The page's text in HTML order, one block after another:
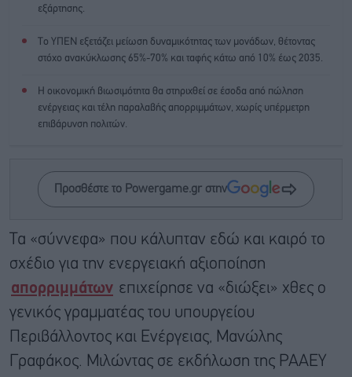
εξάρτησης.
Το ΥΠΕΝ εξετάζει μείωση δυναμικότητας των μονάδων, θέτοντας
στόχο ανακύκλωσης 65%-70% και ταφής κάτω από 10% έως 2035.
Η οικονομική βιωσιμότητα θα στηριχθεί σε έσοδα από πώληση
ενέργειας και τέλη παραλαβής απορριμμάτων, χωρίς υπέρμετρη
επιβάρυνση πολιτών.
Προσθέστε το Powergame.gr στην
Τα «σύννεφα» που κάλυπταν εδώ και καιρό το
σχέδιο για την ενεργειακή αξιοποίηση
απορριμμάτων επιχείρησε να «διώξει» χθες ο
γενικός γραμματέας του υπουργείου
Περιβάλλοντος και Ενέργειας, Μανώλης
Γραφάκος. Μιλώντας σε εκδήλωση της ΡΑΑΕΥ